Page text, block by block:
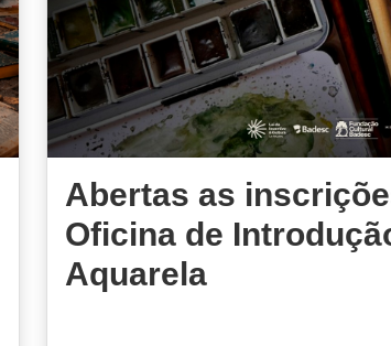
Abertas as
Oficina de
Aquarela